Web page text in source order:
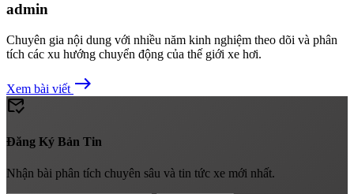
admin
Chuyên gia nội dung với nhiều năm kinh nghiệm theo dõi và phân
tích các xu hướng chuyển động của thế giới xe hơi.
Xem bài viết east
mark_email_read
Đăng Ký Bản Tin
Nhận bài phân tích chuyên sâu và tin tức xe mới nhất.